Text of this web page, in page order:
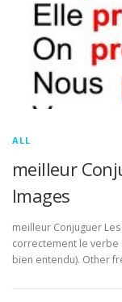
ALL
meilleur
Images
meilleur Conjuguer
correctement le verbe
bien entendu). Other